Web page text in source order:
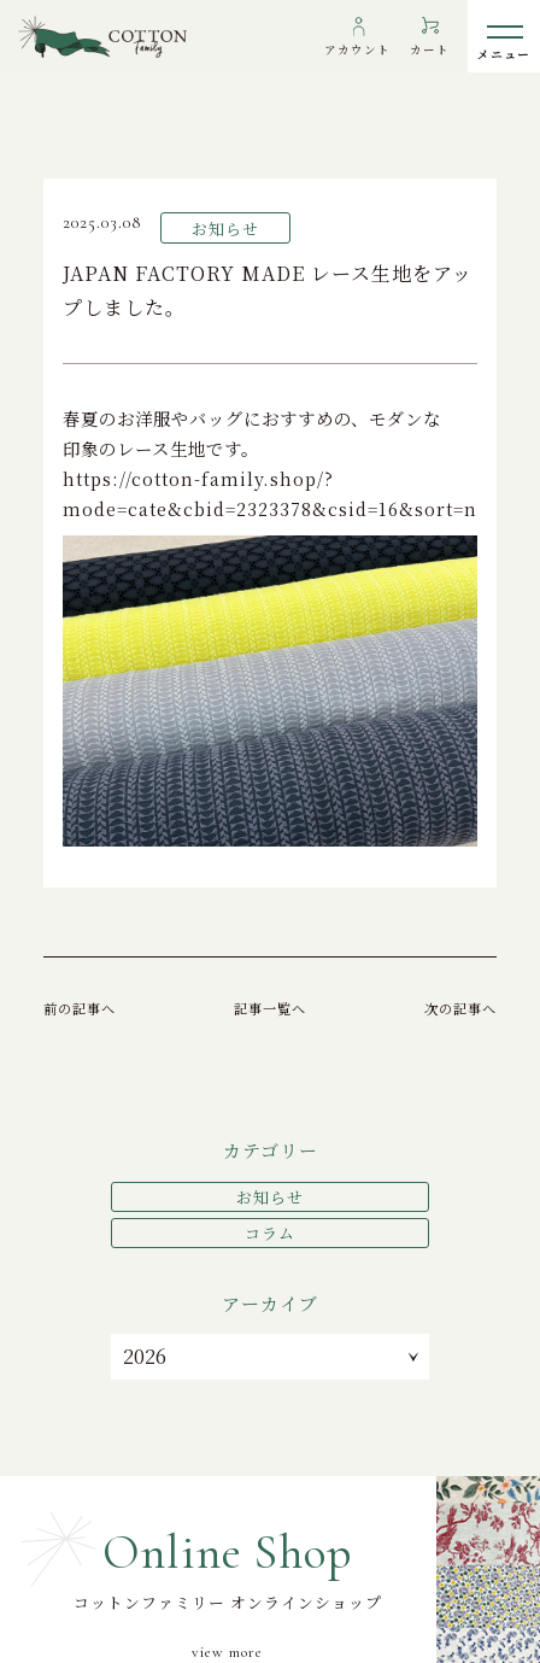
アカウント カート
わたしたちについて
インフォメーション
海外の方へ
ご利用ガイド
プライバシーポリシー
特定商取引に基づく表記
お問い合わせ
TOP> お知らせ>JAPAN FACTORY MADE レース生地をアップし
ました。
2025.03.08 お知らせ
JAPAN FACTORY MADE レース生地をアッ
プしました。
春夏のお洋服やバッグにおすすめの、モダンな
印象のレース生地です。
https://cotton-family.shop/?
mode=cate&cbid=2323378&csid=16&sort=n
前の記事へ 記事一覧へ 次の記事へ
カテゴリー
お知らせ
コラム
アーカイブ
Online Shop
コットンファミリー オンラインショップ
view more